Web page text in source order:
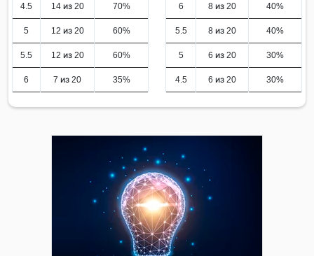
4.5 14 из 20 70%
5 12 из 20 60%
5.5 12 из 20 60%
6 7 из 20 35%
6 8 из 20 40%
5.5 8 из 20 40%
5 6 из 20 30%
4.5 6 из 20 30%